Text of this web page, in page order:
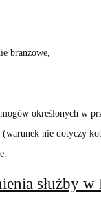
branżowe,
określonych w
nie dotyczy
służby